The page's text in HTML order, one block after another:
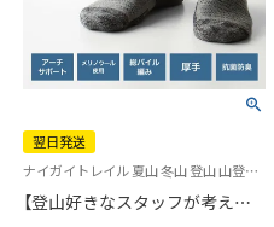
翌日発送
ナイガイトレイル 夏山 冬山 登山 山登り トレッキング 登山ソックス
【登山好きなスタッフが考えた